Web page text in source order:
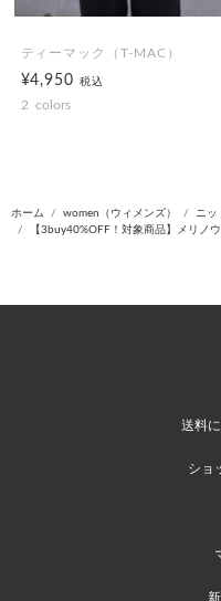
ティーマック（T-MAC）
¥4,950税込
2 colors
ホーム women（ウィメンズ）
ニッ
【3buy40%OFF！対象商品】メリノ
送料
ショ